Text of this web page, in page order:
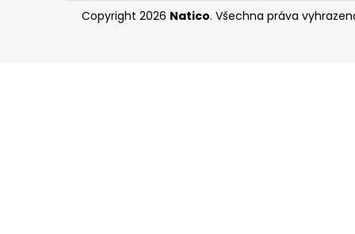
Copyright 2026 Natico. Všechna práva